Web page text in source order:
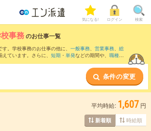
気になる! ログイン 検索
事務のお仕事一覧
。学校事務のお仕事の他に、 一般事務、 営業事務、 総
ています。さらに、 短期 ・ 単発などの期間や、 職種未
条件の変更
平均時給: 1,607 円
新着順 時給順